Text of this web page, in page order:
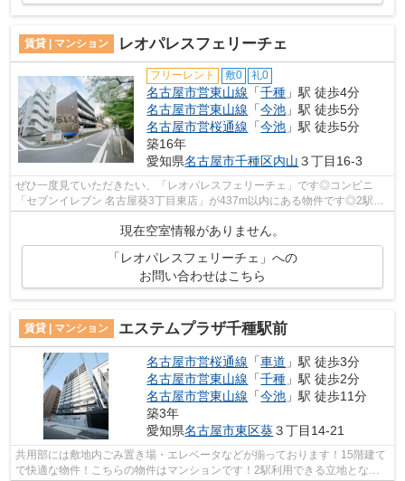
賃貸 | マンション レオパレスフェリーチェ
フリーレント 敷0 礼0
名古屋市営東山線 「千種 」駅 徒歩4分
名古屋市営東山線 「今池 」駅 徒歩5分
名古屋市営桜通線 「今池 」駅 徒歩5分
築16年
愛知県名古屋市千種区内山 ３丁目16-3
ぜひ一度見ていただきたい、「レオパレスフェリーチェ」です◎コンビニ
「セブンイレブン 名古屋葵3丁目東店」が437m以内にある物件です◎2駅利
現在空室情報がありません。
「レオパレスフェリーチェ」への
お問い合わせはこちら
賃貸 | マンション エステムプラザ千種駅前
名古屋市営桜通線 「車道 」駅 徒歩3分
名古屋市営東山線 「千種 」駅 徒歩2分
名古屋市営東山線 「今池 」駅 徒歩11分
築3年
愛知県名古屋市東区葵３丁目14-21
共用部には敷地内ごみ置き場・エレベータなどが揃っております！15階建て
で快適な物件！こちらの物件はマンションです！2駅利用できる立地となっ